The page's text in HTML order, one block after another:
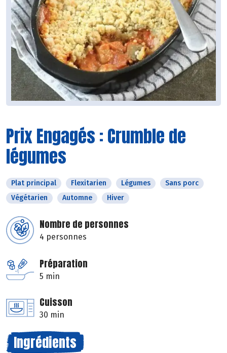
Prix Engagés : Crumble de
légumes
Plat principal Flexitarien Légumes
Sans porc
Végétarien
Automne Hiver
Nombre de personnes
4 personnes
Préparation
5 min
Cuisson
30 min
Ingrédients